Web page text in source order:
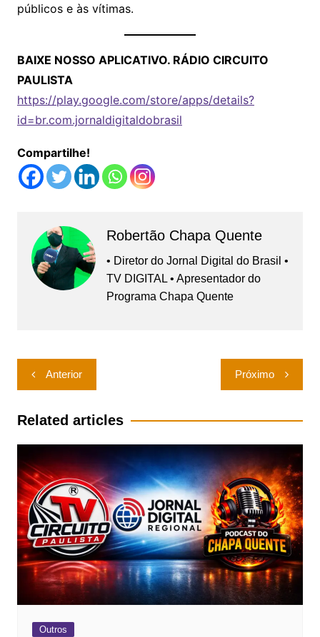
públicos e às vítimas.
BAIXE NOSSO APLICATIVO. RÁDIO CIRCUITO
PAULISTA
https://play.google.com/store/apps/details?
id=br.com.jornaldigitaldobrasil
Compartilhe!
Robertão Chapa Quente
• Diretor do Jornal Digital do Brasil •
TV DIGITAL • Apresentador do
Programa Chapa Quente
Navegação
de
Post
Anterior Próximo
Related articles
Outros